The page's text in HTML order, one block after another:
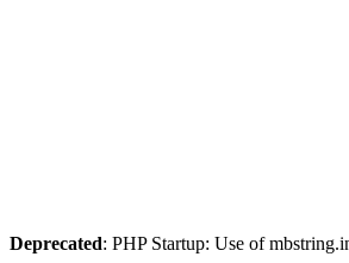
Deprecated: PHP Startup: Use of